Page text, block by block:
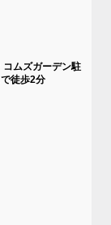
コムズガーデン駐
徒歩2分